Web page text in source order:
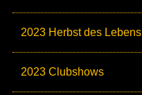
2023 Herbst des Lebens
2023 Clubshows